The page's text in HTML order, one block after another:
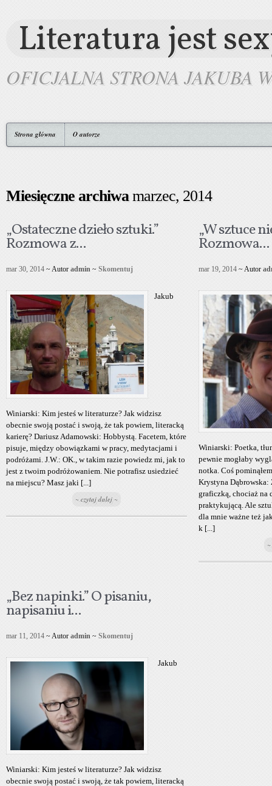
Literatura jest
OFICJALNA STRONA JAKUBA
Strona główna O autorze
Miesięczne archiwamarzec, 2014
„Ostateczne dzieło sztuki.”
Rozmowa z...
mar 30, 2014 ~ Autor admin ~ Skomentuj
Jakub
Winiarski: Kim jesteś w literaturze? Jak widzisz
obecnie swoją postać i swoją, że tak powiem, literacką
karierę? Dariusz Adamowski: Hobbystą. Facetem, które
pisuje, między obowiązkami w pracy, medytacjami i
podróżami. J.W.: OK., w takim razie powiedz mi, jak to
jest z twoim podróżowaniem. Nie potrafisz usiedzieć
na miejscu? Masz jaki [...]
~ czytaj dalej ~
„W sztuce
Rozmowa...
mar 19, 2014 ~ Autor
Winiarski: Poetka,
pewnie mogłaby
notka. Coś
Krystyna Dąbrowska:
graficzką, chociaż na
praktykującą. Ale
dla mnie ważne też
k [...]
„Bez napinki.” O pisaniu,
napisaniu i...
mar 11, 2014 ~ Autor admin ~ Skomentuj
Jakub
Winiarski: Kim jesteś w literaturze? Jak widzisz
obecnie swoją postać i swoją, że tak powiem, literacką